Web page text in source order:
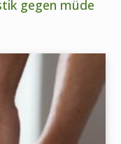
gegen müde